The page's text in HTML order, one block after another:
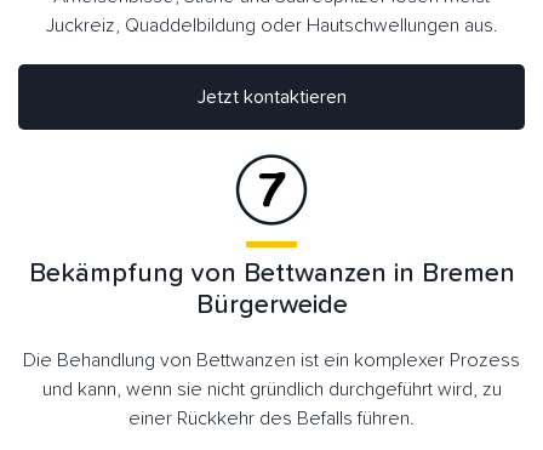
Jetzt kontaktieren
Juckreiz, Quaddelbildung oder Hautschwellungen aus.
Bekämpfung von Bettwanzen in Bremen
Bürgerweide
Die Behandlung von Bettwanzen ist ein komplexer Prozess
und kann, wenn sie nicht gründlich durchgeführt wird, zu
einer Rückkehr des Befalls führen.